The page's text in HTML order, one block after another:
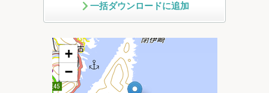
一括ダウンロードに追加
+
−